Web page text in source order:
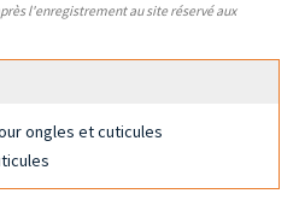
l'enregistrement au site réservé aux
ongles et cuticules